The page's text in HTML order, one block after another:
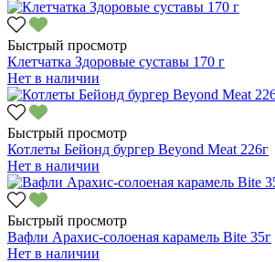
Быстрый просмотр
Клетчатка Здоровые суставы 170 г
Нет в наличии
Быстрый просмотр
Котлеты Бейонд бургер Beyond Meat 226г
Нет в наличии
Быстрый просмотр
Вафли Арахис-солоеная карамель Bite 35г
Нет в наличии